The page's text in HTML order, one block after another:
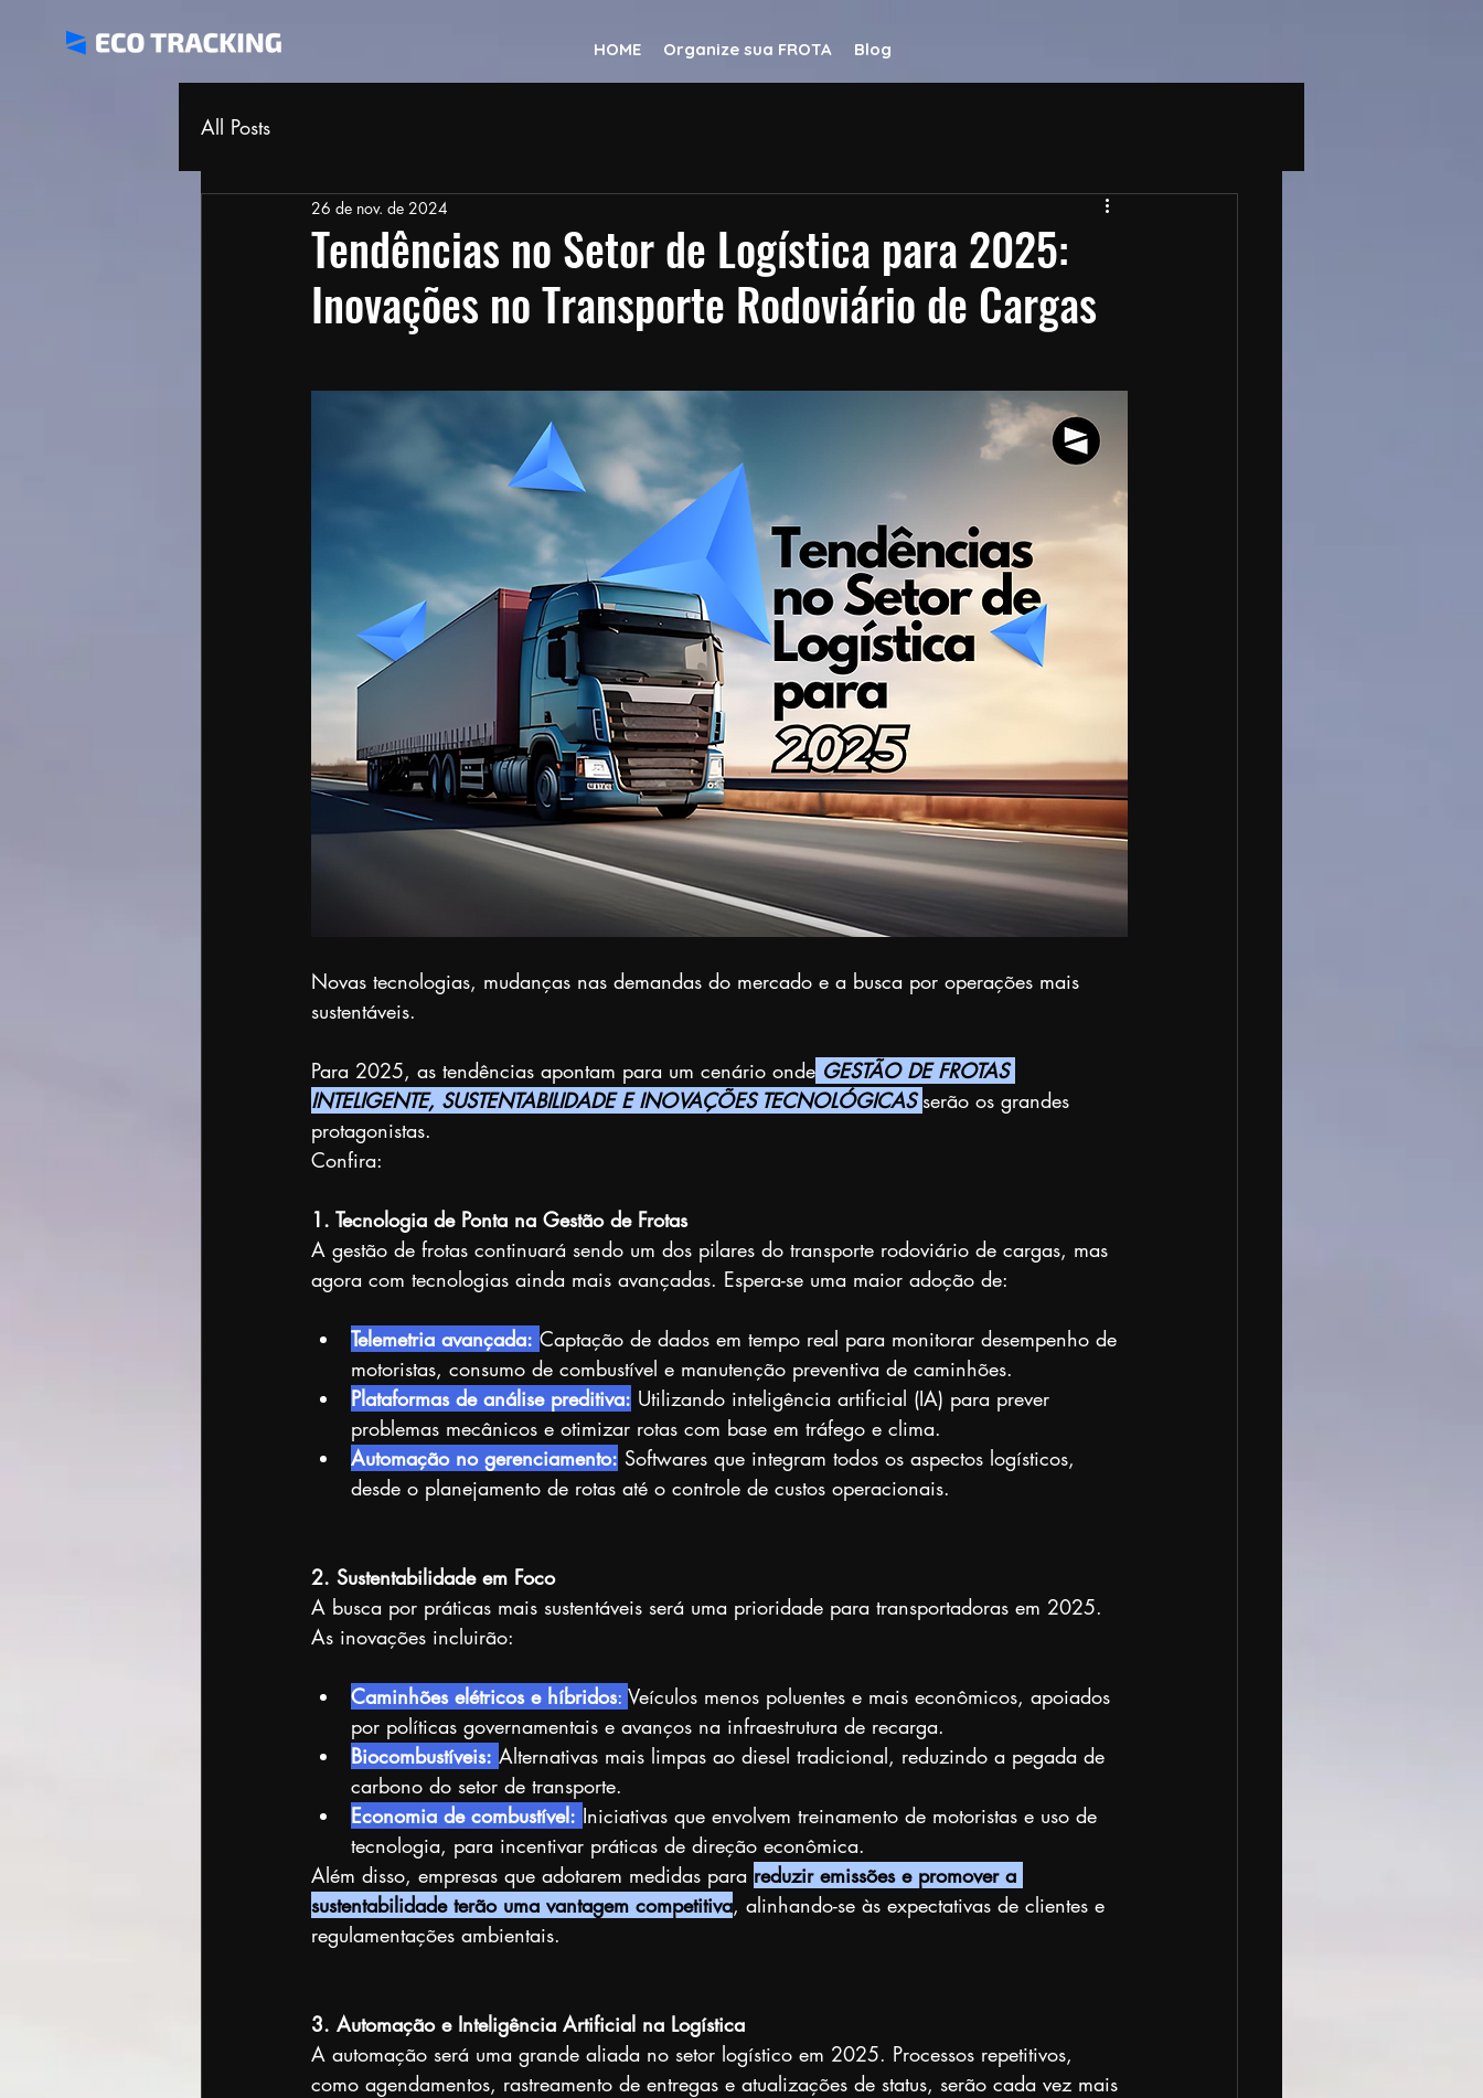
HOME Organize sua FROTA Blog
All Posts
Tendências no Setor de Logística para 2025:
Inovações no Transporte Rodoviário de Cargas
26 de nov. de 2024
Novas tecnologias, mudanças nas demandas do mercado e a busca por operações mais
sustentáveis.
Para 2025, as tendências apontam para um cenário onde GESTÃO DE FROTAS
INTELIGENTE, SUSTENTABILIDADE E INOVAÇÕES TECNOLÓGICAS serão os grandes
protagonistas.
Confira:
1. Tecnologia de Ponta na Gestão de Frotas
A gestão de frotas continuará sendo um dos pilares do transporte rodoviário de cargas, mas
agora com tecnologias ainda mais avançadas. Espera-se uma maior adoção de:
Telemetria avançada: Captação de dados em tempo real para monitorar desempenho de
motoristas, consumo de combustível e manutenção preventiva de caminhões.
Plataformas de análise preditiva: Utilizando inteligência artificial (IA) para prever
problemas mecânicos e otimizar rotas com base em tráfego e clima.
Automação no gerenciamento: Softwares que integram todos os aspectos logísticos,
desde o planejamento de rotas até o controle de custos operacionais.
2. Sustentabilidade em Foco
A busca por práticas mais sustentáveis será uma prioridade para transportadoras em 2025.
As inovações incluirão:
Caminhões elétricos e híbridos: Veículos menos poluentes e mais econômicos, apoiados
por políticas governamentais e avanços na infraestrutura de recarga.
Biocombustíveis: Alternativas mais limpas ao diesel tradicional, reduzindo a pegada de
carbono do setor de transporte.
Economia de combustível: Iniciativas que envolvem treinamento de motoristas e uso de
tecnologia, para incentivar práticas de direção econômica.
Além disso, empresas que adotarem medidas para reduzir emissões e promover a
sustentabilidade terão uma vantagem competitiva, alinhando-se às expectativas de clientes e
regulamentações ambientais.
3. Automação e Inteligência Artificial na Logística
A automação será uma grande aliada no setor logístico em 2025. Processos repetitivos,
como agendamentos, rastreamento de entregas e atualizações de status, serão cada vez mais